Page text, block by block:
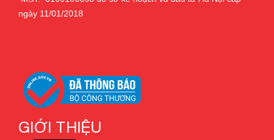
ngày 11/01/2018
GIỚI THIỆU